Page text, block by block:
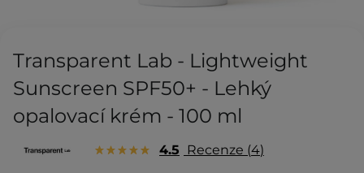
Transparent Lab - Lightweight
Sunscreen SPF50+ - Lehký
opalovací krém - 100 ml
4.5 Recenze 4